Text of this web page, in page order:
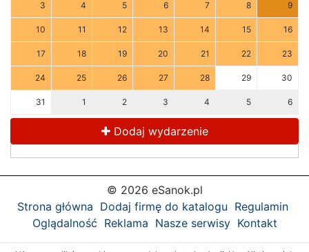
3 4 5 6 7 8 9
10 11 12 13 14 15 16
17 18 19 20 21 22 23
24 25 26 27 28 29 30
31 1 2 3 4 5 6
Dodaj wydarzenie
© 2026 eSanok.pl
Strona główna Dodaj firmę do katalogu Regulamin
Oglądalność Reklama Nasze serwisy Kontakt